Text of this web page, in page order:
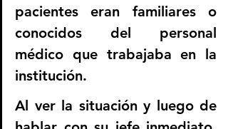
pacientes eran familiares o
conocidos del personal
médico que trabajaba en la
institución.
Al ver la situación y luego de